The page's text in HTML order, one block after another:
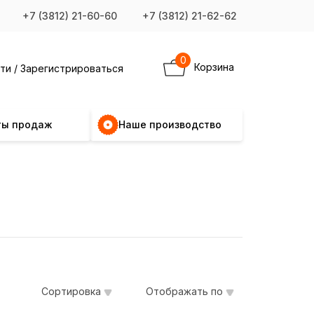
+7 (3812) 21-60-60 +7 (3812) 21-62-62
/ Зарегистрироваться Корзина
0
продаж Наше производство
Сортировка Отображать по